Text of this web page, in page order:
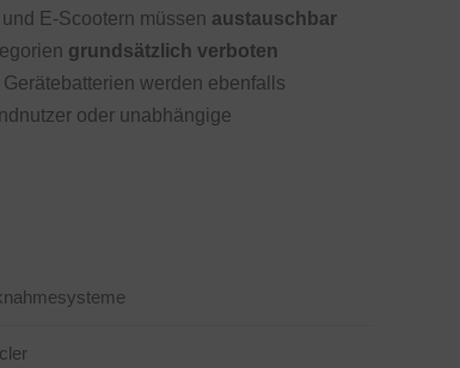
E-Scootern müssen austauschbar
grundsätzlich verboten
werden ebenfalls
oder unabhängige